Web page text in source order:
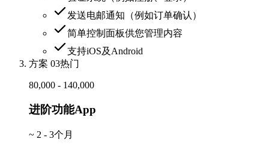
发送电邮通知（例如订单确认）
简单控制面板供您管理内容
支持iOS及Android
方案 03热门
80,000 - 140,000
进阶功能App
~ 2 - 3个月